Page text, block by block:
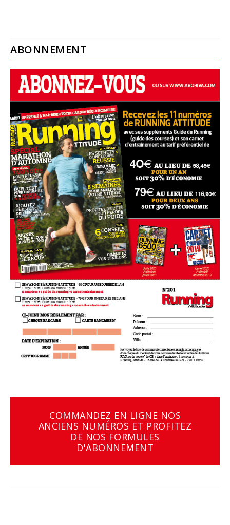
ABONNEMENT
COMMANDEZ EN LIGNE NOS
ANCIENS NUMÉROS ET PROFITEZ
DE NOS FORMULES
D'ABONNEMENT